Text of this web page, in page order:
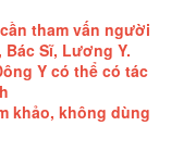
tham vấn người
Bác Sĩ, Lương Y.
Y có thể có tác
khảo, không dùng